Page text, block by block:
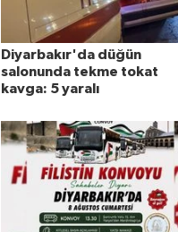
Diyarbakır'da düğün
salonunda tekme tokat
kavga: 5 yaralı